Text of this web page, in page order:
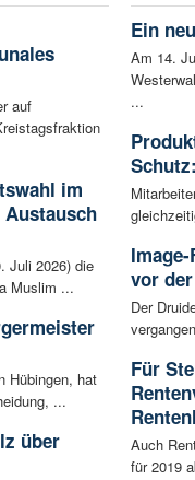
auf
im
Juli 2026) die
Muslim ...
Hübingen, hat
...
über
Ein
Am 14.
...
vor
Der
Für
Auch
für 2019